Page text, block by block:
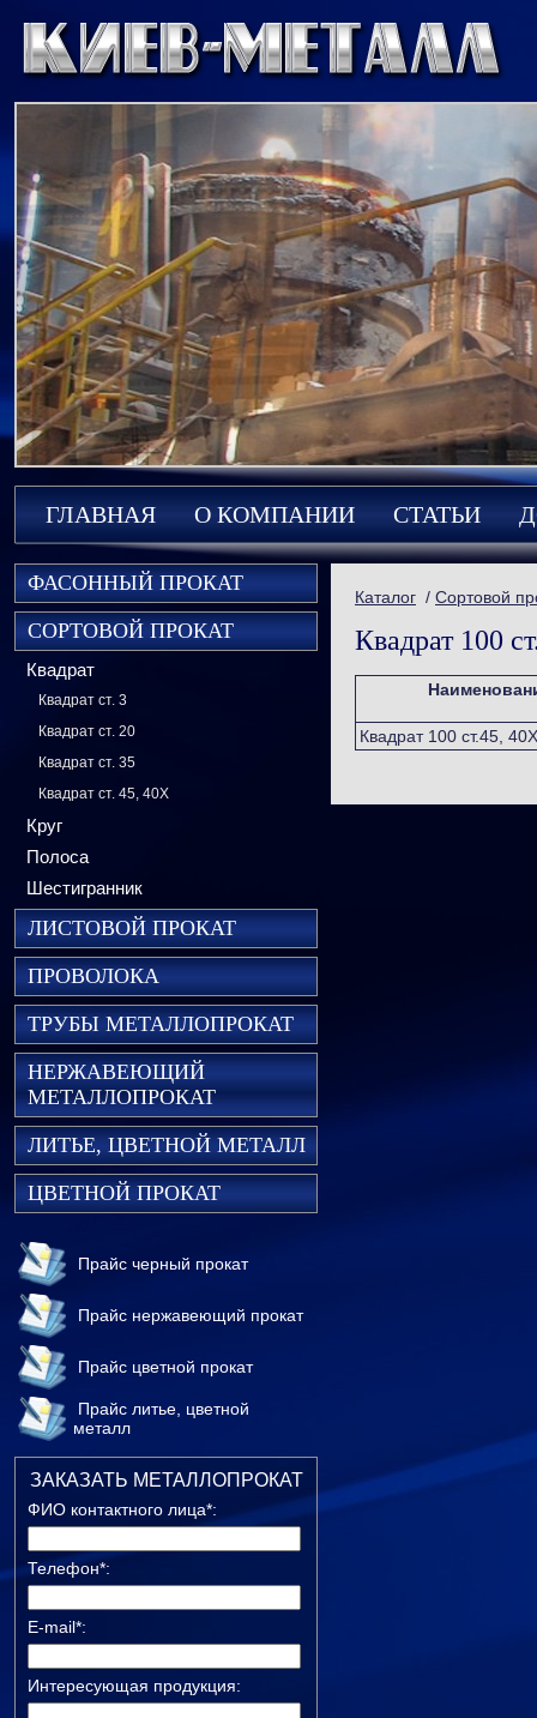
ГЛАВНАЯ О КОМПАНИИ СТАТЬИ
ФАСОННЫЙ ПРОКАТ
СОРТОВОЙ ПРОКАТ
Квадрат
Квадрат ст. 3
Квадрат ст. 20
Квадрат ст. 35
Квадрат ст. 45, 40Х
Круг
Полоса
Шестигранник
ЛИСТОВОЙ ПРОКАТ
ПРОВОЛОКА
ТРУБЫ МЕТАЛЛОПРОКАТ
НЕРЖАВЕЮЩИЙ
МЕТАЛЛОПРОКАТ
ЛИТЬЕ, ЦВЕТНОЙ МЕТАЛЛ
ЦВЕТНОЙ ПРОКАТ
Прайс черный прокат
Прайс нержавеющий прокат
Прайс цветной прокат
Прайс литье, цветной
металл
ЗАКАЗАТЬ МЕТАЛЛОПРОКАТ
ФИО контактного лица*:
Телефон*:
E-mail*:
Интересующая продукция:
Каталог / Сортовой
Квадрат 100
Квадрат 100 ст.45, 40Х